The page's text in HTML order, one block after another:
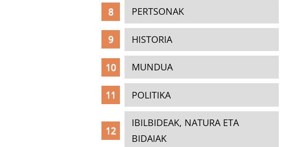
PERTSONAK
HISTORIA
MUNDUA
POLITIKA
IBILBIDEAK, NATURA ETA
BIDAIAK